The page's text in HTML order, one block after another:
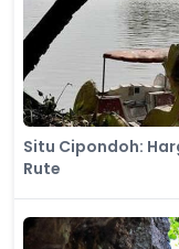
Situ Cipondoh:
Rute